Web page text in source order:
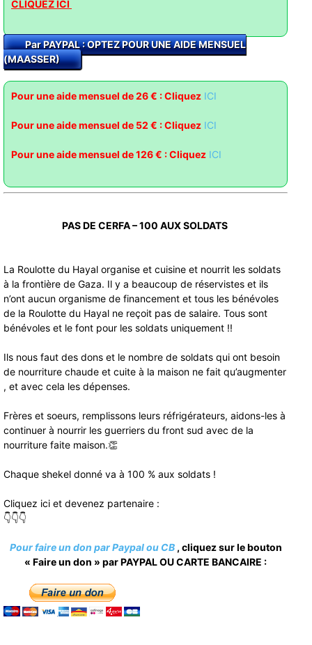
CLIQUEZ ICI
Par PAYPAL : OPTEZ POUR UNE AIDE MENSUEL
(MAASSER)
Pour une aide mensuel de 26 € : Cliquez ICI
Pour une aide mensuel de 52 € : Cliquez ICI
Pour une aide mensuel de 126 € : Cliquez ICI
PAS DE CERFA – 100 AUX SOLDATS
La Roulotte du Hayal organise et cuisine et nourrit les soldats
à la frontière de Gaza. Il y a beaucoup de réservistes et ils
n’ont aucun organisme de financement et tous les bénévoles
de la Roulotte du Hayal ne reçoit pas de salaire. Tous sont
bénévoles et le font pour les soldats uniquement !!
Ils nous faut des dons et le nombre de soldats qui ont besoin
de nourriture chaude et cuite à la maison ne fait qu’augmenter
, et avec cela les dépenses.
Frères et soeurs, remplissons leurs réfrigérateurs, aidons-les à
continuer à nourrir les guerriers du front sud avec de la
nourriture faite maison.👏
Chaque shekel donné va à 100 % aux soldats !
Cliquez ici et devenez partenaire :
👇👇👇
Pour faire un don par Paypal ou CB , cliquez sur le bouton
« Faire un don » par PAYPAL OU CARTE BANCAIRE :